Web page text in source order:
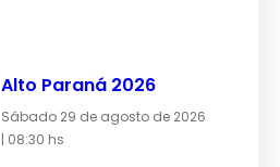
Alto Paraná 2026
Sábado 29 de agosto de 2026
| 08:30 hs